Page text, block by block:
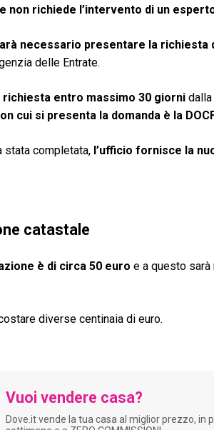
non richiede l’intervento di un
necessario presentare la richiesta
delle Entrate.
entro massimo 30 giorni
cui si presenta la domanda è la
stata completata, l’ufficio fornisce la
catastale
è di circa 50 euro e a questo
diverse centinaia di euro.
Vuoi vendere casa?
Dove.it vende la tua casa al miglior prezzo, in